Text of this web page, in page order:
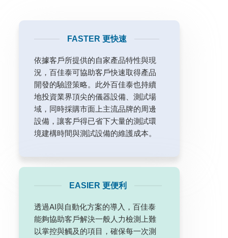
FASTER 更快速
依據客戶所提供的自家產品特性與現
況，百佳泰可協助客戶快速取得產品
開發的驗證策略。此外百佳泰也持續
地投資業界頂尖的儀器設備、測試場
域，同時採購市面上主流品牌的周邊
設備，讓客戶得已省下大量的測試環
境建構時間與測試設備的維護成本。
EASIER 更便利
透過AI與自動化方案的導入，百佳泰
能夠協助客戶解決一般人力檢測上難
以掌控與觸及的項目，確保每一次測